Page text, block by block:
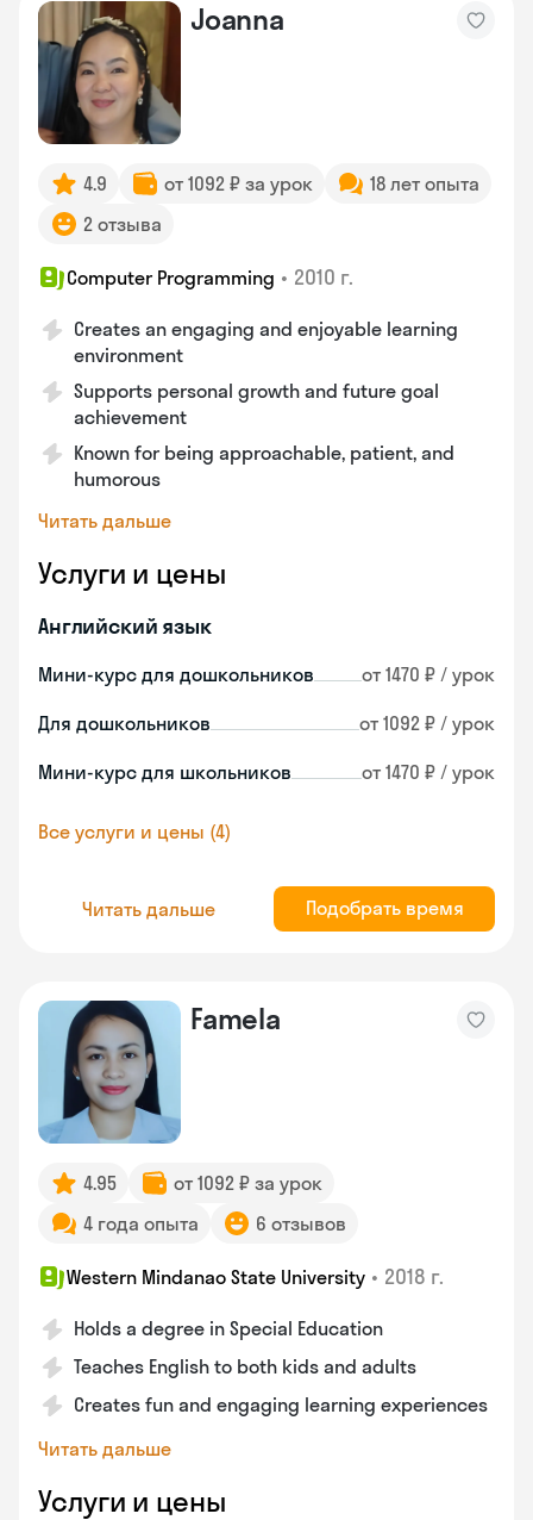
Joanna
4.9 от 1092 ₽ за урок
18 лет опыта
2 отзыва
Computer Programming • 2010 г.
Creates an engaging and enjoyable learning
environment
Supports personal growth and future goal
achievement
Known for being approachable, patient, and
humorous
Читать дальше
Услуги и цены
Английский язык
Мини-курс для дошкольников от 1470 ₽ / урок
Для дошкольников от 1092 ₽ / урок
Мини-курс для школьников от 1470 ₽ / урок
Все услуги и цены (4)
Читать дальше Подобрать время
Famela
4.95
от 1092 ₽ за урок
4 года опыта
6 отзывов
Western Mindanao State University • 2018 г.
Holds a degree in Special Education
Teaches English to both kids and adults
Creates fun and engaging learning experiences
Читать дальше
Услуги и цены